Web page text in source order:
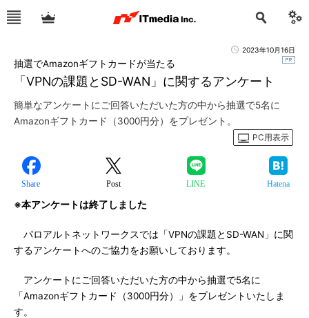
2023年10月16日
「VPNの課題とSD-WAN」に関するアンケート
抽選でAmazonギフトカードが当たる
簡単なアンケートにご回答いただいた方の中から抽選で5名に
Amazonギフトカード（3000円分）をプレゼント。
PC用表示
Share Post LINE Hatena
※本アンケートは終了しました
パロアルトネットワークスでは「VPNの課題とSD-WAN」に関
するアンケートへのご協力をお願いしております。
アンケートにご回答いただいた方の中から抽選で5名に
「Amazonギフトカード（3000円分）」をプレゼントいたしま
す。